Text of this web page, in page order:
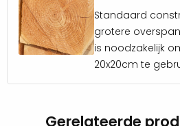
Toch net iets anders in
Het blijft lastig om voor te
overkapping eruit zal gaan zien
complete aanzicht verandert
Standaard
grotere
is noodzakelijk
20x20cm te
Gerelateerde